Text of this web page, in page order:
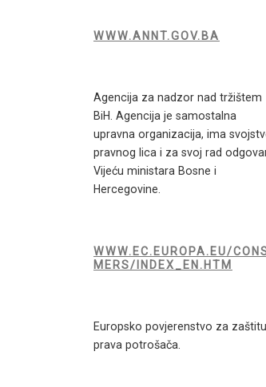
WWW.ANNT.GOV.BA
Agencija za nadzor nad tržištem
BiH. Agencija je samostalna
upravna organizacija, ima
pravnog lica i za svoj rad
Vijeću ministara Bosne i
Hercegovine.
WWW.EC.EUROPA.EU/
MERS/INDEX_EN.HTM
Europsko povjerenstvo za zaštitu
prava potrošača.